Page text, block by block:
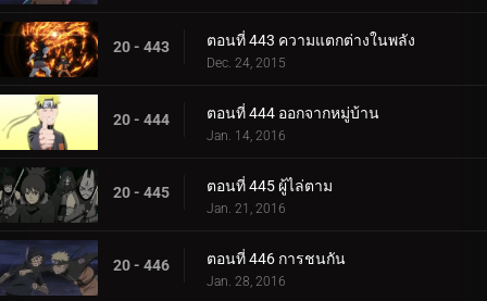
20 - 443 ตอนที่ 443 ความแตกต่างในพลัง
Dec. 24, 2015
20 - 444 ตอนที่ 444 ออกจากหมู่บ้าน
Jan. 14, 2016
20 - 445 ตอนที่ 445 ผู้ไล่ตาม
Jan. 21, 2016
20 - 446 ตอนที่ 446 การชนกัน
Jan. 28, 2016